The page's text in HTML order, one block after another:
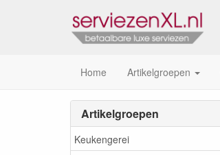
Home Artikelgroepen
Artikelgroepen
Keukengerei